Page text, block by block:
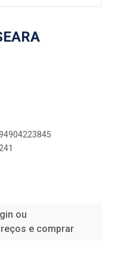
ou
e comprar